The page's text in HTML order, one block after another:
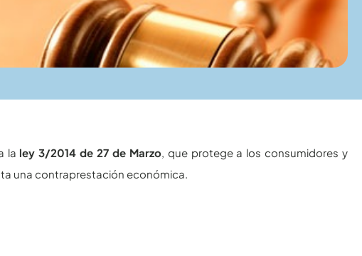
la ley 3/2014 de 27 de Marzo, que protege a los consumidores y
una contraprestación económica.